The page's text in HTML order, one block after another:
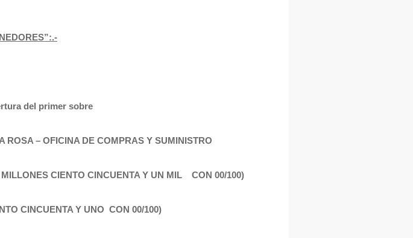
del primer sobre
ROSA – OFICINA DE COMPRAS Y SUMINISTRO
MILLONES CIENTO CINCUENTA Y UN MIL CON 00/100)
CINCUENTA Y UNO CON 00/100)